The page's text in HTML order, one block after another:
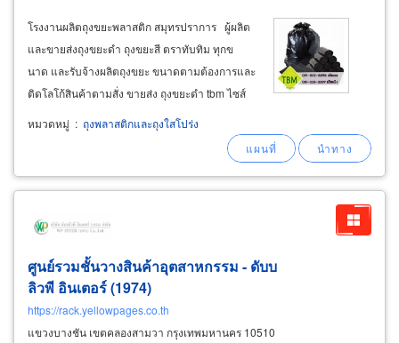
โรงงานผลิตถุงขยะพลาสติก สมุทรปราการ ผู้ผลิต
และขายส่งถุงขยะดำ ถุงขยะสี ตราทับทิม ทุกข
นาด และรับจ้างผลิตถุงขยะ ขนาดตามต้องการและ
ติดโลโก้สินค้าตามสั่ง ขายส่ง ถุงขยะดำ tbm ไซส์
เล็ก-ไซส์กลาง-ไซส์ใหญ่ สำหรับใส่ขยะเปียกขยะ
แห้งทั่วไป ถุงขยะสำหรับงานแม่บ้านโรงแรม แม่
หมวดหมู่ : ถุงพลาสติกและถุงใสโปร่ง
ศูนย์รวมชั้นวางสินค้าอุตสาหกรรม - ดับบ
ลิวพี อินเตอร์ (1974)
https://rack.yellowpages.co.th
แขวงบางชัน เขตคลองสามวา กรุงเทพมหานคร 10510